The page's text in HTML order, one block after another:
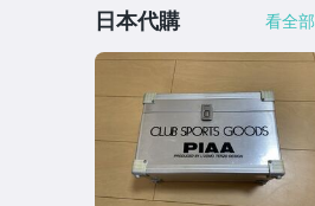
日本代購 看全部